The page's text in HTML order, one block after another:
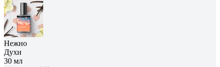
Нежно
Духи
30 мл